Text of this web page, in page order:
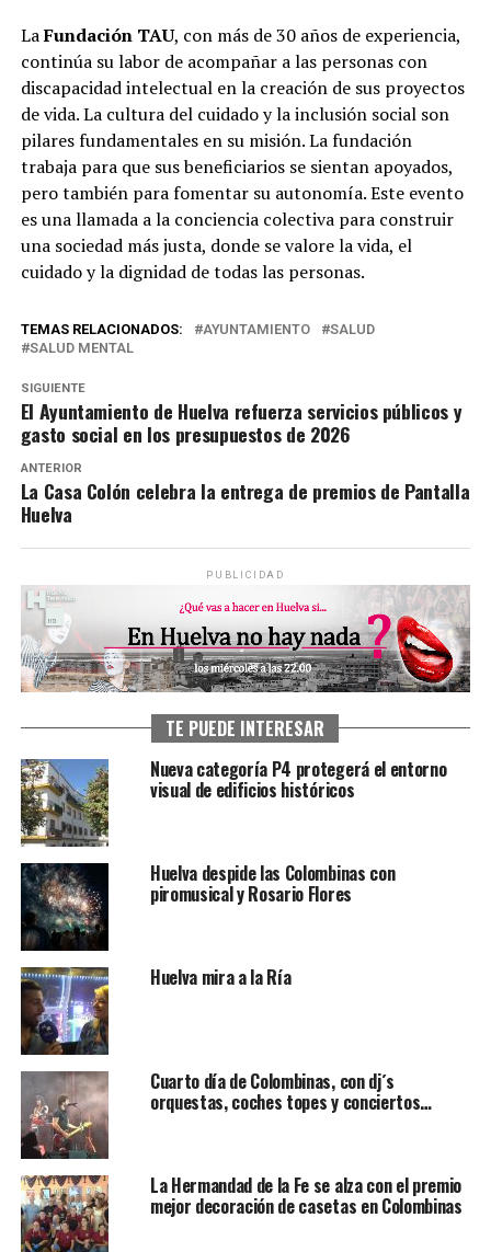
LaFundación TAU, con más de 30 años de experiencia,
continúa su labor de acompañar a las personas con
discapacidad intelectual en la creación de sus proyectos
de vida. La cultura del cuidado y la inclusión social son
pilares fundamentales en su misión. La fundación
trabaja para que sus beneficiarios se sientan apoyados,
pero también para fomentar su autonomía. Este evento
es una llamada a la conciencia colectiva para construir
una sociedad más justa, donde se valore la vida, el
cuidado y la dignidad de todas las personas.
TEMAS RELACIONADOS: AYUNTAMIENTO
SALUD
SALUD MENTAL
SIGUIENTE
El Ayuntamiento de Huelva refuerza servicios públicos y
gasto social en los presupuestos de 2026
ANTERIOR
La Casa Colón celebra la entrega de premios de Pantalla
Huelva
PUBLICIDAD
TE PUEDE INTERESAR
Nueva categoría P4 protegerá el entorno
visual de edificios históricos
Huelva despide las Colombinas con
piromusical y Rosario Flores
Huelva mira a la Ría
Cuarto día de Colombinas, con dj´s
orquestas, coches topes y conciertos…
La Hermandad de la Fe se alza con el premio
mejor decoración de casetas en Colombinas